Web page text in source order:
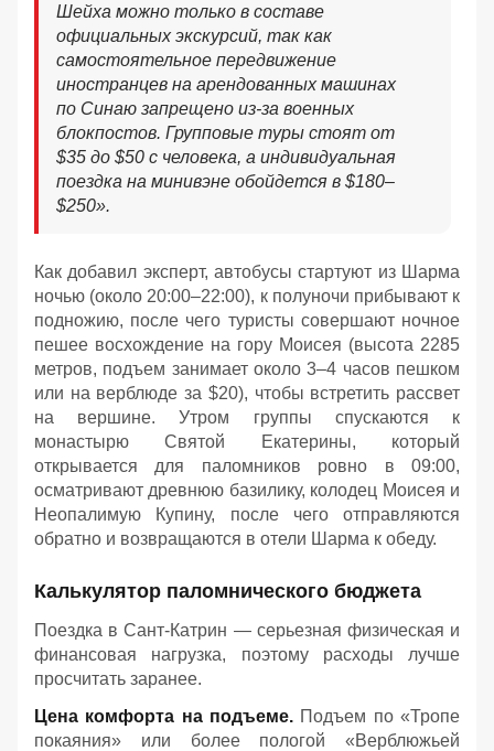
Шейха можно только в составе
официальных экскурсий, так как
самостоятельное передвижение
иностранцев на арендованных машинах
по Синаю запрещено из-за военных
блокпостов. Групповые туры стоят от
$35 до $50 с человека, а индивидуальная
поездка на минивэне обойдется в $180–
$250».
Как добавил эксперт, автобусы стартуют из Шарма
ночью (около 20:00–22:00), к полуночи прибывают к
подножию, после чего туристы совершают ночное
пешее восхождение на гору Моисея (высота 2285
метров, подъем занимает около 3–4 часов пешком
или на верблюде за $20), чтобы встретить рассвет
на вершине. Утром группы спускаются к
монастырю Святой Екатерины, который
открывается для паломников ровно в 09:00,
осматривают древнюю базилику, колодец Моисея и
Неопалимую Купину, после чего отправляются
обратно и возвращаются в отели Шарма к обеду.
Калькулятор паломнического бюджета
Поездка в Сант-Катрин — серьезная физическая и
финансовая нагрузка, поэтому расходы лучше
просчитать заранее.
Цена комфорта на подъеме. Подъем по «Тропе
покаяния» или более пологой «Верблюжьей